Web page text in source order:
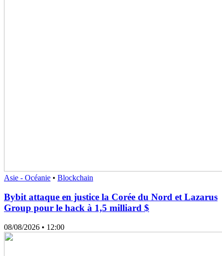
Asie - Océanie • Blockchain
Bybit attaque en justice la Corée du Nord et Lazarus
Group pour le hack à 1,5 milliard $
08/08/2026 • 12:00